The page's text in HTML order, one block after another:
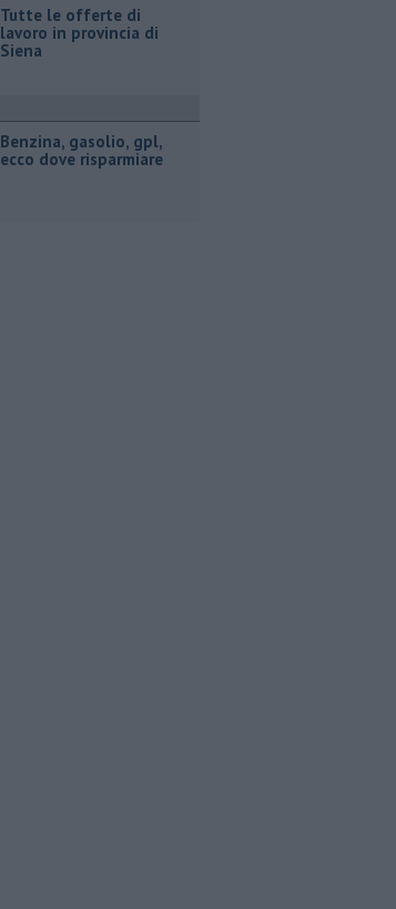
​Tutte le offerte di
lavoro in provincia di
Siena
​Benzina, gasolio, gpl,
ecco dove risparmiare